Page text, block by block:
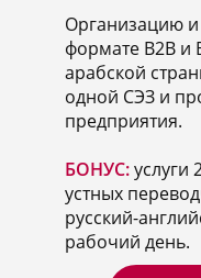
Организацию
формате В2В и
арабской
одной СЭЗ и
предприятия.
БОНУС:услуги
устных
русский-
рабочий день.